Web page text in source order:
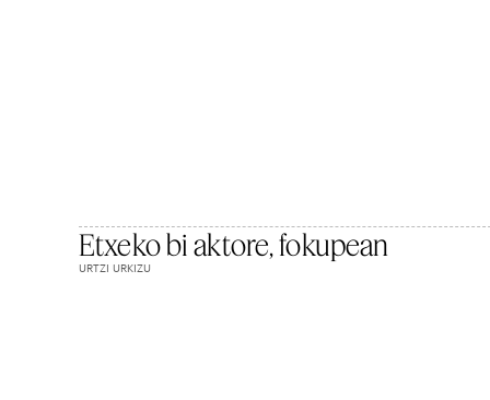
Etxeko bi aktore, fokupean
URTZI URKIZU